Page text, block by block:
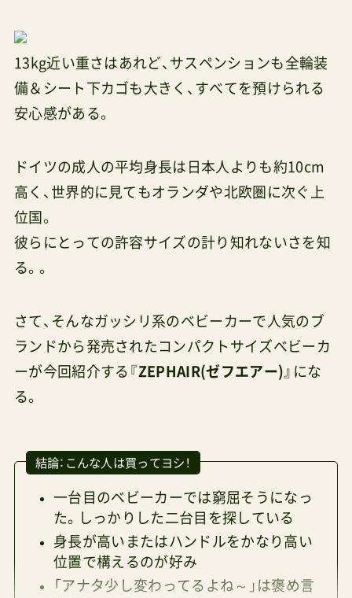
13kg近い重さはあれど、サスペンションも全輪装
備＆シート下カゴも大きく、すべてを預けられる
安心感がある。
ドイツの成人の平均身長は日本人よりも約10cm
高く、世界的に見てもオランダや北欧圏に次ぐ上
位国。
彼らにとっての許容サイズの計り知れないさを知
る。。
さて、そんなガッシリ系のベビーカーで人気のブ
ランドから発売されたコンパクトサイズべビーカ
ーが今回紹介する『ZEPHAIR(ゼフエアー) 』にな
る。
結論：こんな人は買ってヨシ！
一台目のベビーカーでは窮屈そうになっ
た。しっかりした二台目を探している
身長が高いまたはハンドルをかなり高い
位置で構えるのが好み
「アナタ少し変わってるよね～」は褒め言